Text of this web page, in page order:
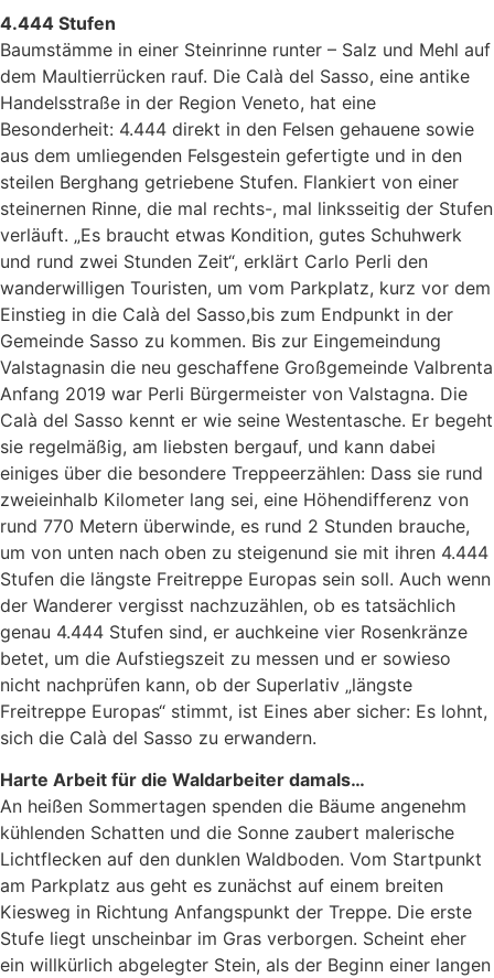
4.444 Stufen
Baumstämme in einer Steinrinne runter – Salz und Mehl auf
dem Maultierrücken rauf. Die Calà del Sasso, eine antike
Handelsstraße in der Region Veneto, hat eine
Besonderheit: 4.444 direkt in den Felsen gehauene sowie
aus dem umliegenden Felsgestein gefertigte und in den
steilen Berghang getriebene Stufen. Flankiert von einer
steinernen Rinne, die mal rechts-, mal linksseitig der Stufen
verläuft. „Es braucht etwas Kondition, gutes Schuhwerk
und rund zwei Stunden Zeit“, erklärt Carlo Perli den
wanderwilligen Touristen, um vom Parkplatz, kurz vor dem
Einstieg in die Calà del Sasso,bis zum Endpunkt in der
Gemeinde Sasso zu kommen. Bis zur Eingemeindung
Valstagnasin die neu geschaffene Großgemeinde Valbrenta
Anfang 2019 war Perli Bürgermeister von Valstagna. Die
Calà del Sasso kennt er wie seine Westentasche. Er begeht
sie regelmäßig, am liebsten bergauf, und kann dabei
einiges über die besondere Treppeerzählen: Dass sie rund
zweieinhalb Kilometer lang sei, eine Höhendifferenz von
rund 770 Metern überwinde, es rund 2 Stunden brauche,
um von unten nach oben zu steigenund sie mit ihren 4.444
Stufen die längste Freitreppe Europas sein soll. Auch wenn
der Wanderer vergisst nachzuzählen, ob es tatsächlich
genau 4.444 Stufen sind, er auchkeine vier Rosenkränze
betet, um die Aufstiegszeit zu messen und er sowieso
nicht nachprüfen kann, ob der Superlativ „längste
Freitreppe Europas“ stimmt, ist Eines aber sicher: Es lohnt,
sich die Calà del Sasso zu erwandern.
Harte Arbeit für die Waldarbeiter damals…
An heißen Sommertagen spenden die Bäume angenehm
kühlenden Schatten und die Sonne zaubert malerische
Lichtflecken auf den dunklen Waldboden. Vom Startpunkt
am Parkplatz aus geht es zunächst auf einem breiten
Kiesweg in Richtung Anfangspunkt der Treppe. Die erste
Stufe liegt unscheinbar im Gras verborgen. Scheint eher
ein willkürlich abgelegter Stein, als der Beginn einer langen